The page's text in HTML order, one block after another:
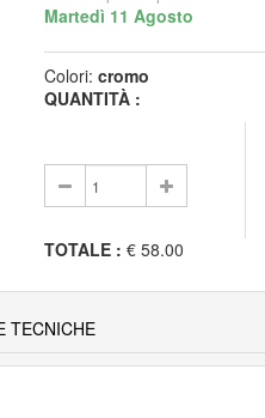
Martedì 11 Agosto
Colori:cromo
QUANTITÀ :
TOTALE : € 58.00
TECNICHE